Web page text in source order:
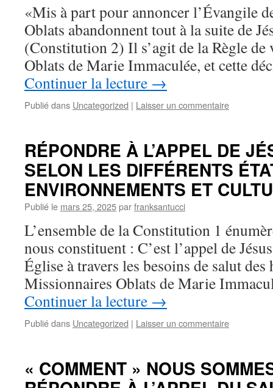
«Mis à part pour annoncer l’Évangile
Oblats abandonnent tout à la suite de
(Constitution 2) Il s’agit de la Règle
Oblats de Marie Immaculée, et cette
Continuer la lecture →
Publié dans Uncategorized | Laisser un commentaire
RÉPONDRE À L’APPEL DE
SELON LES DIFFÉRENTS
ENVIRONNEMENTS ET
Publié le mars 25, 2025parfranksantucci
L’ensemble de la Constitution 1
nous constituent : C’est l’appel de
Église à travers les besoins de salut
Missionnaires Oblats de Marie
Continuer la lecture →
Publié dans Uncategorized | Laisser un commentaire
« COMMENT » NOUS